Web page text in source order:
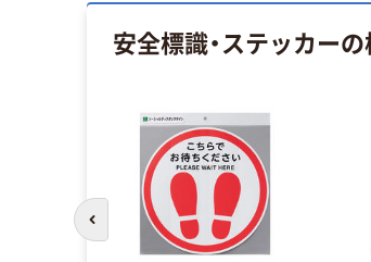
安全標識・ステッカー
前のスライドへ